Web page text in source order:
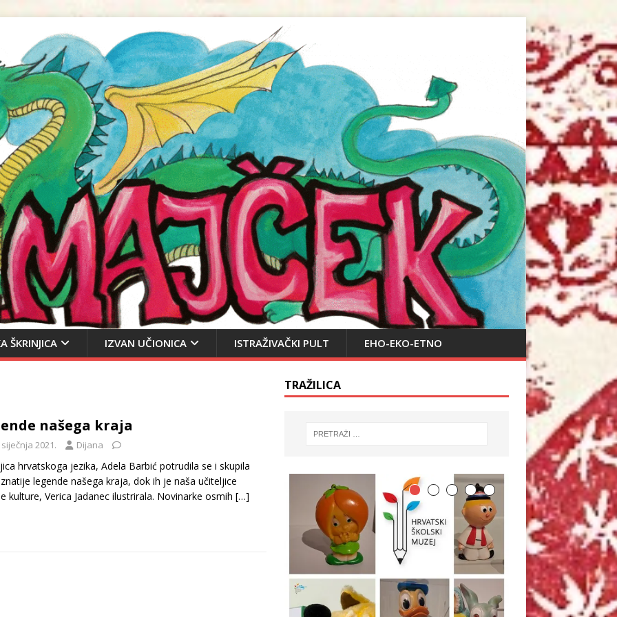
ŠKRINJICA IZVAN UČIONICA ISTRAŽIVAČKI PULT EHO-EKO-ETNO
našega kraja
siječnja 2021. Dijana
hrvatskoga jezika, Adela Barbić potrudila se i skupila
legende našega kraja, dok ih je naša učiteljice
kulture, Verica Jadanec ilustrirala. Novinarke osmih […]
TRAŽILICA